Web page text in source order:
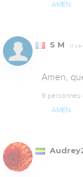
AMEN
S M Il y a
Amen,
9 personnes
AMEN